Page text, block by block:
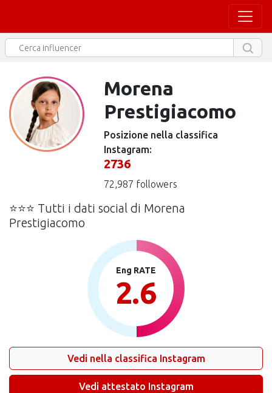
Morena
Prestigiacomo
Posizione nella classifica
Instagram:
2736
72,987 followers
⭐⭐⭐ Tutti i dati social di Morena
Prestigiacomo
Eng RATE
2.6
Vedi nella classifica Instagram
Vedi attestato Instagram